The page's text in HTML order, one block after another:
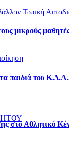
Τοπική
μικρούς
παιδιά του
στο Αθλητικό